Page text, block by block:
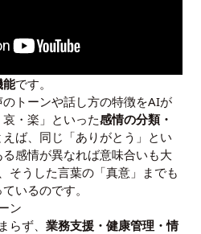
能です。
トーンや話し方の特徴をAIが
・楽」といった感情の分類・
ば、同じ「ありがとう」とい
感情が異なれば意味合いも大
そうした言葉の「真意」までも
いるのです。
ン
らず、業務支援・健康管理・情